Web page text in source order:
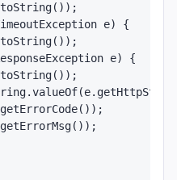
e) {
e) {